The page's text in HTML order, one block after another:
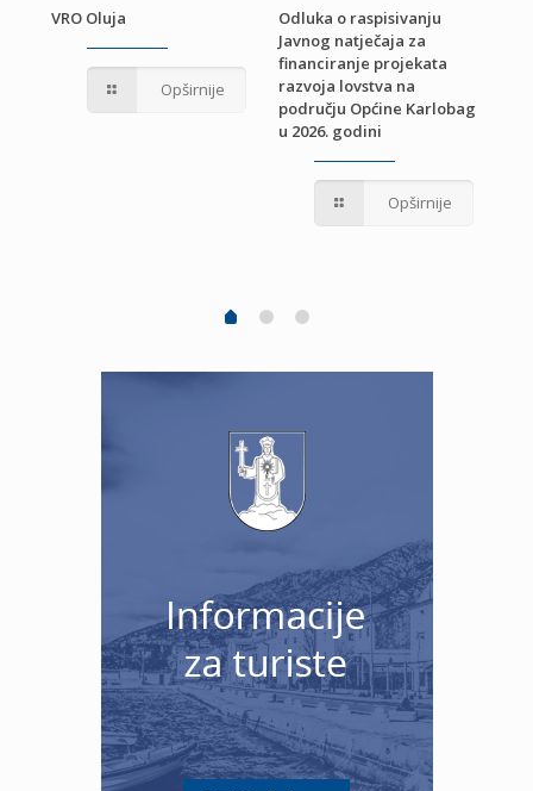
VRO Oluja
Opširnije
Odluka o raspisivanju
Javnog natječaja za
financiranje projekata
razvoja lovstva na
području Općine Karlobag
u 2026. godini
Opširnije